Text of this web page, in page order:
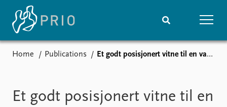
Media centre
Podcasts
Home Publications Et godt posisjonert vitne til en varslet tragedie: Ine Eriksen Søreide og konflikten mellom Israel og palestinerne
Et godt posisjonert vitne til en